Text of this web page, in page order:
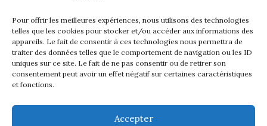
Pour offrir les meilleures expériences, nous utilisons des technologies
telles que les cookies pour stocker et/ou accéder aux informations des
appareils. Le fait de consentir à ces technologies nous permettra de
traiter des données telles que le comportement de navigation ou les ID
uniques sur ce site. Le fait de ne pas consentir ou de retirer son
consentement peut avoir un effet négatif sur certaines caractéristiques
et fonctions.
Accepter
LIENS UTILES
L'ÉMERAUDE|Mentions légales -CGV -CGU -Confidentialité -
Cookies
Ce site a été financé par l’Union Européenne dans le cadre du
programme FEDER-FSE+ Réunion dont l’Autorité de gestion est la
FEDER.